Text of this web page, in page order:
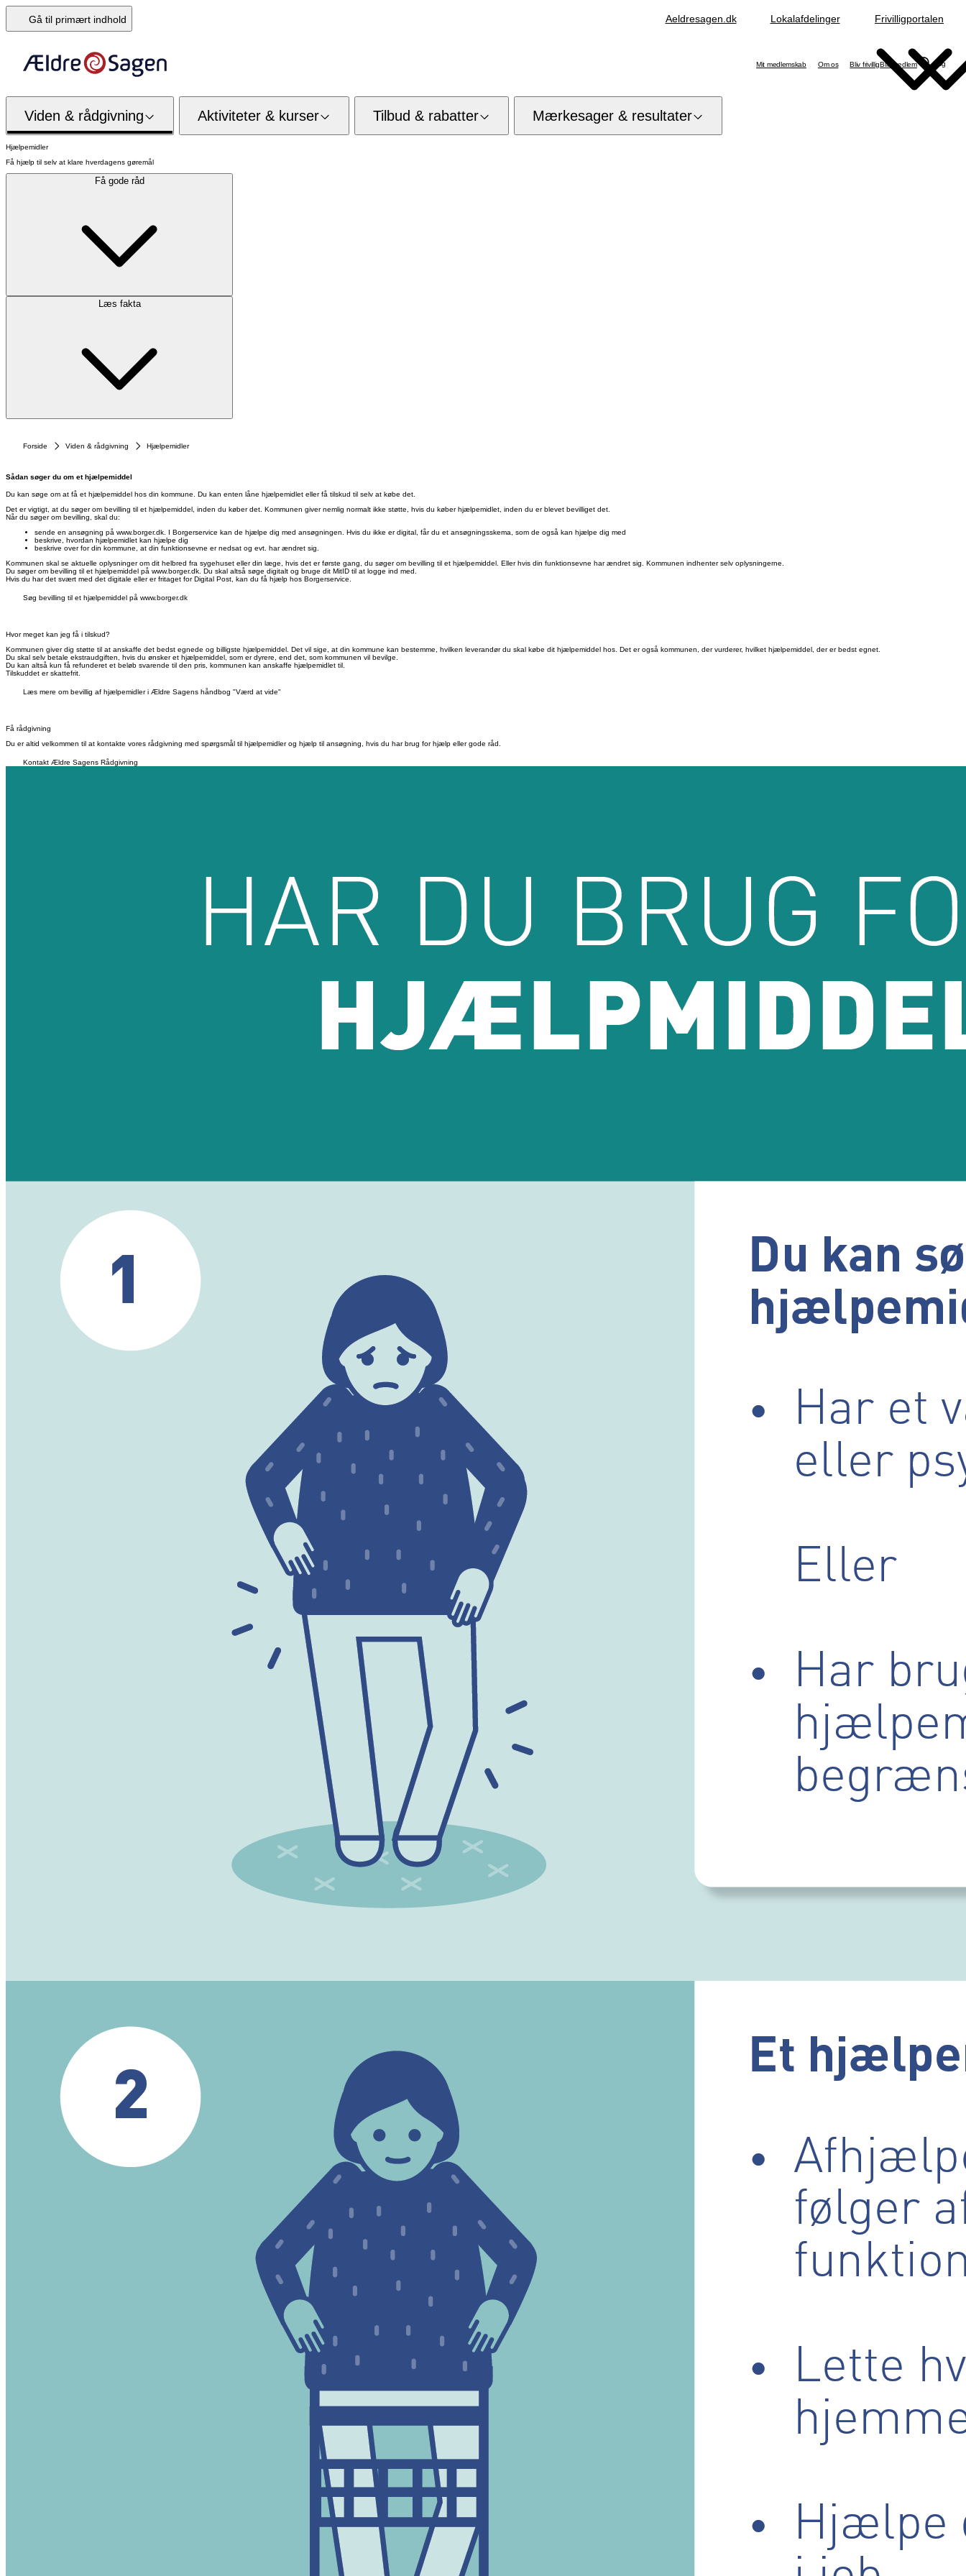
Gå til primært indhold Aeldresagen.dk Lokalafdelinger Frivilligportalen
Mit medlemskab Om os Bliv frivilligBliv medlem Søg
Viden & rådgivning Aktiviteter & kurser Tilbud & rabatter Mærkesager & resultater
Hjælpemidler
Få hjælp til selv at klare hverdagens gøremål
Få gode råd
Læs fakta
Forside Viden & rådgivning Hjælpemidler
Sådan søger du om et hjælpemiddel
Du kan søge om at få et hjælpemiddel hos din kommune. Du kan enten låne hjælpemidlet eller få tilskud til selv at købe det.
Det er vigtigt, at du søger om bevilling til et hjælpemiddel, inden du køber det. Kommunen giver nemlig normalt ikke støtte, hvis du køber hjælpemidlet, inden du er blevet bevilliget det.
Når du søgerom bevilling, skal du:
sende en ansøgning på www.borger.dk. I Borgerservice kan de hjælpe dig med ansøgningen. Hvis du ikke er digital, får du et ansøgningsskema, som de også kan hjælpe dig med
beskrive, hvordan hjælpemidlet kan hjælpe dig
beskrive over for din kommune, at din funktionsevne er nedsat og evt. har ændret sig.
Kommunen skal se aktuelle oplysninger om dit helbred fra sygehuset eller din læge, hvis det er første gang, du søger om bevilling til et hjælpemiddel. Eller hvis din funktionsevne har ændret sig. Kommunen indhenter selv oplysningerne.
Du søger om bevilling til et hjælpemiddel på www.borger.dk. Du skal altså søge digitalt og bruge dit MitID til at logge ind med.
Hvis du har det svært med det digitale eller er fritaget for Digital Post, kan du få hjælp hos Borgerservice.
Søg bevilling til et hjælpemiddel på www.borger.dk
Hvor meget kan jeg få i tilskud?
Kommunen giver dig støtte til at anskaffe det bedst egnede og billigste hjælpemiddel. Det vil sige, at din kommune kan bestemme, hvilken leverandør du skal købe dit hjælpemiddel hos. Det er også kommunen, der vurderer, hvilket hjælpemiddel, der er bedst egnet.
Du skal selv betale ekstraudgiften, hvis du ønsker et hjælpemiddel, som er dyrere, end det, som kommunen vil bevilge.
Du kan altså kun få refunderet et beløb svarende til den pris, kommunen kan anskaffe hjælpemidlet til.
Tilskuddet er skattefrit.
Læs mere om bevillig af hjælpemidler i Ældre Sagens håndbog "Værd at vide"
Få rådgivning
Du er altid velkommen til at kontakte vores rådgivning med spørgsmål til hjælpemidler og hjælp til ansøgning, hvis du har brug for hjælp eller gode råd.
Kontakt Ældre Sagens Rådgivning